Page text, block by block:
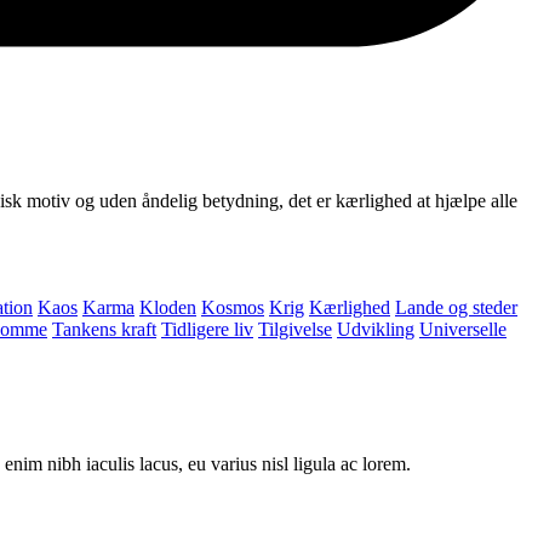
motiv og uden åndelig betydning, det er kærlighed at hjælpe alle
Kaos Karma Kloden Kosmos Krig Kærlighed Lande og steder
Tankens kraft Tidligere liv Tilgivelse Udvikling Universelle
nibh iaculis lacus, eu varius nisl ligula ac lorem.